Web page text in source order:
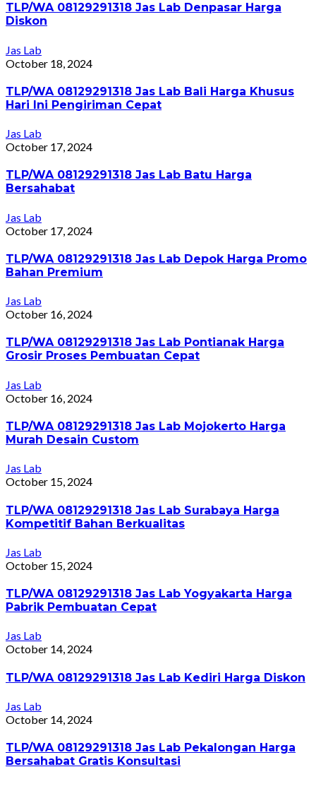
TLP/WA 08129291318 Jas Lab Denpasar Harga
Diskon
Jas Lab
October 18, 2024
TLP/WA 08129291318 Jas Lab Bali Harga Khusus
Hari Ini Pengiriman Cepat
Jas Lab
October 17, 2024
TLP/WA 08129291318 Jas Lab Batu Harga
Bersahabat
Jas Lab
October 17, 2024
TLP/WA 08129291318 Jas Lab Depok Harga Promo
Bahan Premium
Jas Lab
October 16, 2024
TLP/WA 08129291318 Jas Lab Pontianak Harga
Grosir Proses Pembuatan Cepat
Jas Lab
October 16, 2024
TLP/WA 08129291318 Jas Lab Mojokerto Harga
Murah Desain Custom
Jas Lab
October 15, 2024
TLP/WA 08129291318 Jas Lab Surabaya Harga
Kompetitif Bahan Berkualitas
Jas Lab
October 15, 2024
TLP/WA 08129291318 Jas Lab Yogyakarta Harga
Pabrik Pembuatan Cepat
Jas Lab
October 14, 2024
TLP/WA 08129291318 Jas Lab Kediri Harga Diskon
Jas Lab
October 14, 2024
TLP/WA 08129291318 Jas Lab Pekalongan Harga
Bersahabat Gratis Konsultasi